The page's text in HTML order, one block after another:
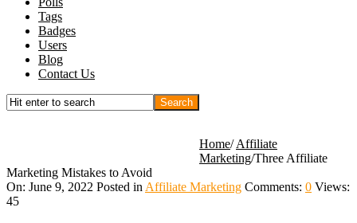
Tags
Badges
Users
Blog
Contact Us
Home/ Affiliate
Marketing/Three Affiliate
Marketing Mistakes to Avoid
On: June 9, 2022 Posted in Affiliate Marketing Comments: 0 Views:
45